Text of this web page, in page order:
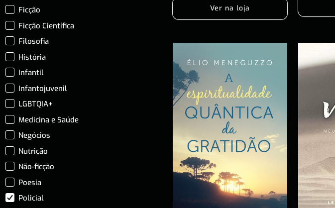
Ficção
Ficção Científica
Filosofia
História
Infantil
Infantojuvenil
LGBTQIA+
Medicina e Saúde
Negócios
Nutrição
Não-ficção
Poesia
Policial
Ver na loja